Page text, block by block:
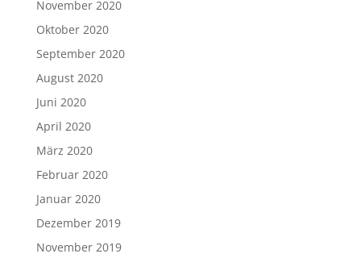
November 2020
Oktober 2020
September 2020
August 2020
Juni 2020
April 2020
März 2020
Februar 2020
Januar 2020
Dezember 2019
November 2019